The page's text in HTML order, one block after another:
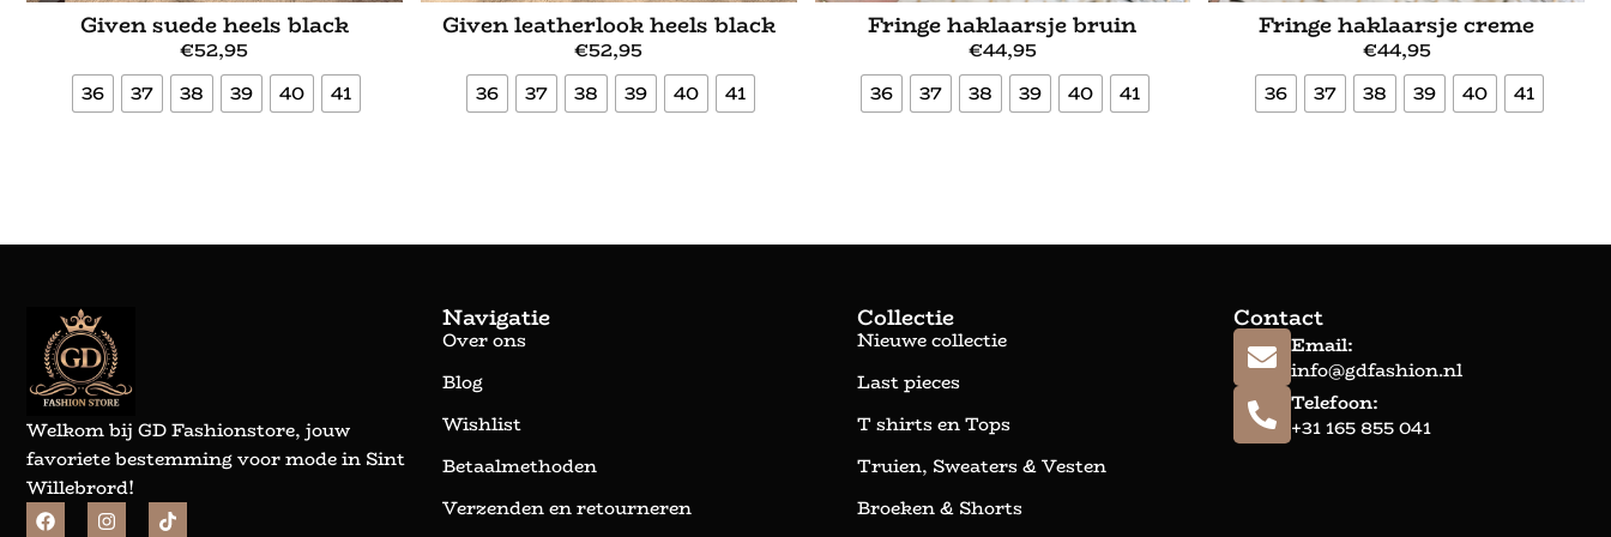
Given suede heels black
€52,95
36
37 38 39 40
41
Given leatherlook heels black
€52,95
36
37 38 39 40
41
Fringe haklaarsje bruin
€44,95
36
37 38 39 40
41
Fringe haklaarsje creme
€44,95
36
37 38 39 40 41
Welkom bij GD Fashionstore, jouw
favoriete bestemming voor mode in Sint
Willebrord!
Navigatie
Over ons
Blog
Wishlist
Betaalmethoden
Verzenden en retourneren
Collectie
Nieuwe collectie
Last pieces
T shirts en Tops
Truien, Sweaters & Vesten
Broeken & Shorts
Contact
Email:
info@gdfashion.nl
Telefoon:
+31 165 855 041